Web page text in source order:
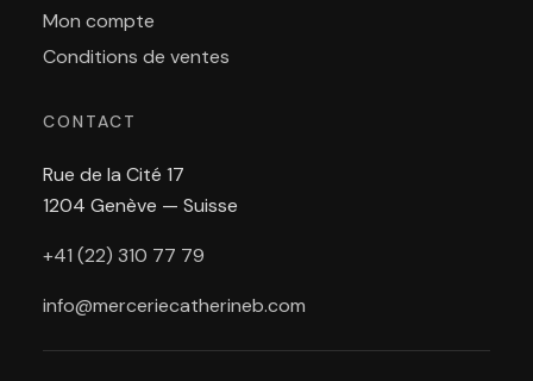
Mon compte
Conditions de ventes
CONTACT
Rue de la Cité 17
1204 Genève — Suisse
+41 (22) 310 77 79
info@merceriecatherineb.com